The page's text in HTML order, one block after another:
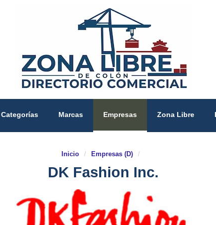
Categorías Marcas Empresas Zona Libre
Inicio / Empresas (D) /
DK Fashion Inc.